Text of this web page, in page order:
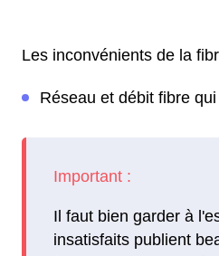
Les inconvénients de la
Réseau et débit fibre
Il faut bien garder à
insatisfaits publient